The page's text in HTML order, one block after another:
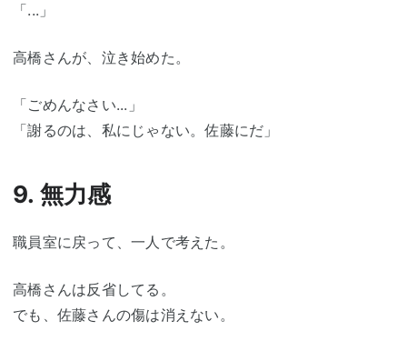
「...」
高橋さんが、泣き始めた。
「ごめんなさい...」
「謝るのは、私にじゃない。佐藤にだ」
9. 無力感
職員室に戻って、一人で考えた。
高橋さんは反省してる。
でも、佐藤さんの傷は消えない。